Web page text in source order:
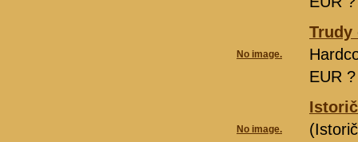
No image.
Trudy
EUR
No image.